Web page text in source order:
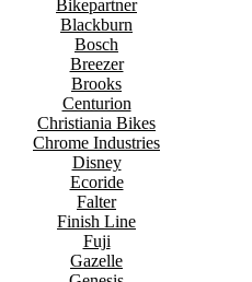
Bikepartner
Blackburn
Bosch
Breezer
Brooks
Centurion
Christiania Bikes
Chrome Industries
Disney
Ecoride
Falter
Finish Line
Fuji
Gazelle